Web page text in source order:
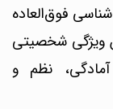
فوق‌العاده
ویژگی شخصیتی
نظم و